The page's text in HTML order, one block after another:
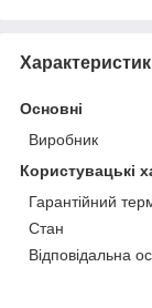
Основні
Виробник
Користувацькі
Гарантійний
Стан
Відповідальна